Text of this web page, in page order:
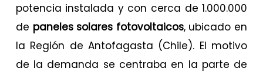
potencia instalada y con cerca de 1.000.000
de paneles solares fotovoltaicos, ubicado en
la Región de Antofagasta (Chile). El motivo
de la demanda se centraba en la parte de